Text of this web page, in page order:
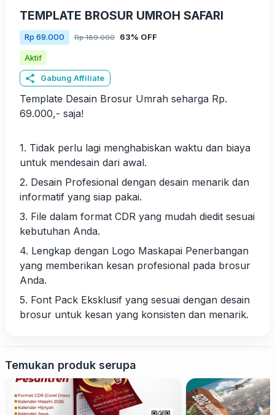
TEMPLATE BROSUR UMROH SAFARI
Rp 69.000 Rp 189.000 63% OFF
Aktif
Gabung Affiliate
Template Desain Brosur Umrah seharga Rp.
69.000,- saja!
1. Tidak perlu lagi menghabiskan waktu dan biaya
untuk mendesain dari awal.
2. Desain Profesional dengan desain menarik dan
informatif yang siap pakai.
3. File dalam format CDR yang mudah diedit sesuai
kebutuhan Anda.
4. Lengkap dengan Logo Maskapai Penerbangan
yang memberikan kesan profesional pada brosur
Anda.
5. Font Pack Eksklusif yang sesuai dengan desain
brosur untuk kesan yang konsisten dan menarik.
Temukan produk serupa